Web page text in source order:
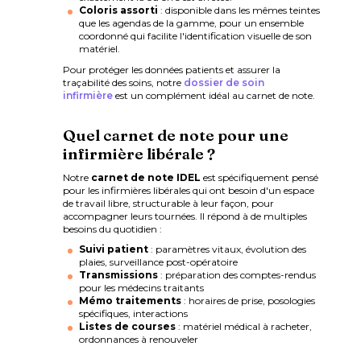
Coloris assorti : disponible dans les mêmes teintes
que les agendas de la gamme, pour un ensemble
coordonné qui facilite l'identification visuelle de son
matériel.
Pour protéger les données patients et assurer la
traçabilité des soins, notre dossier de soin
infirmière est un complément idéal au carnet de note.
Quel carnet de note pour une
infirmière libérale ?
Notre carnet de note IDEL est spécifiquement pensé
pour les infirmières libérales qui ont besoin d'un espace
de travail libre, structurable à leur façon, pour
accompagner leurs tournées. Il répond à de multiples
besoins du quotidien :
Suivi patient : paramètres vitaux, évolution des
plaies, surveillance post-opératoire
Transmissions : préparation des comptes-rendus
pour les médecins traitants
Mémo traitements : horaires de prise, posologies
spécifiques, interactions
Listes de courses : matériel médical à racheter,
ordonnances à renouveler